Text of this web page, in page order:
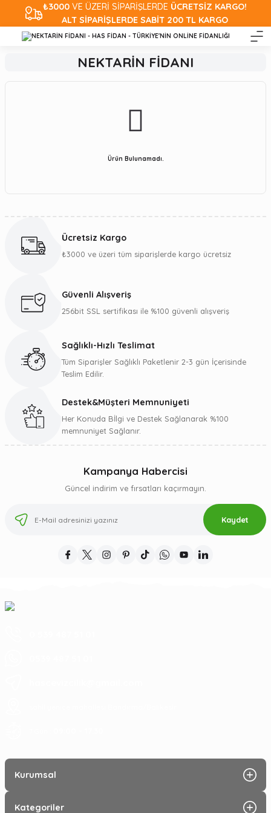
₺3000VE ÜZERİ SİPARİŞLERDE ÜCRETSİZ KARGO!
ALT SİPARİŞLERDE SABİT 200 TL KARGO
NEKTARİN FİDANI
Ürün Bulunamadı.
Ücretsiz Kargo
₺3000 ve üzeri tüm siparişlerde kargo ücretsiz
Güvenli Alışveriş
256bit SSL sertifikası ile %100 güvenli alışveriş
Sağlıklı-Hızlı Teslimat
Tüm Siparişler Sağlıklı Paketlenir 2-3 gün İçerisinde
Teslim Edilir.
Destek&Müşteri Memnuniyeti
Her Konuda Bİlgi ve Destek Sağlanarak %100
memnuniyet Sağlanır.
Kampanya Habercisi
Güncel indirim ve fırsatları kaçırmayın.
Kaydet
Kurumsal
Kategoriler